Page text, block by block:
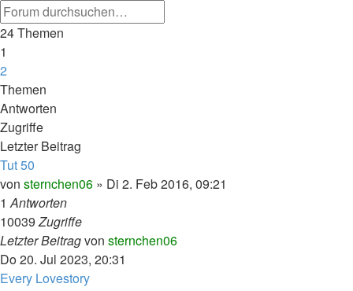
24 Themen
1
2
Nächste
Themen
Antworten
Zugriffe
Letzter Beitrag
Tut 50
von sternchen06 » Di 2. Feb 2016, 09:21
1Antworten
10039Zugriffe
Letzter Beitragvon sternchen06
Do 20. Jul 2023, 20:31
Every Lovestory